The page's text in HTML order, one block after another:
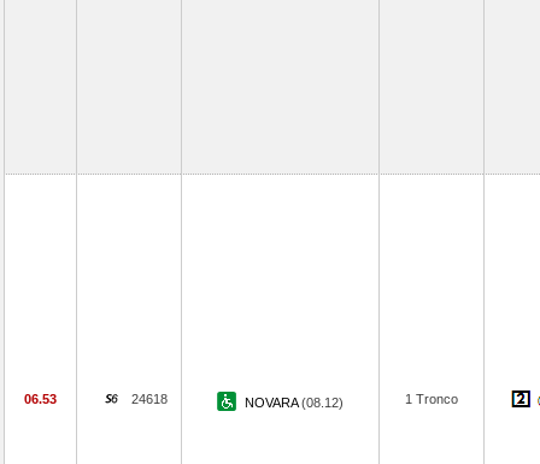
06.53 24618 NOVARA(08.12) 1 Tronco